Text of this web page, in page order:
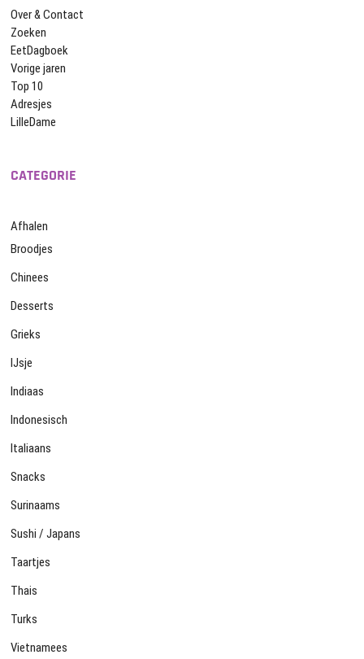
Over & Contact
Zoeken
EetDagboek
Vorige jaren
Top 10
Adresjes
LilleDame
CATEGORIE
Afhalen
Broodjes
Chinees
Desserts
Grieks
IJsje
Indiaas
Indonesisch
Italiaans
Snacks
Surinaams
Sushi / Japans
Taartjes
Thais
Turks
Vietnamees